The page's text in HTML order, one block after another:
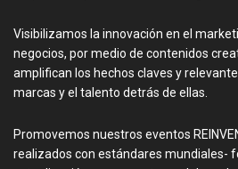
Visibilizamos la innovación en el
negocios, por medio de contenidos
amplifican los hechos claves y
marcas y el talento detrás de ellas.
Promovemos nuestros eventos
realizados con estándares mundiales-